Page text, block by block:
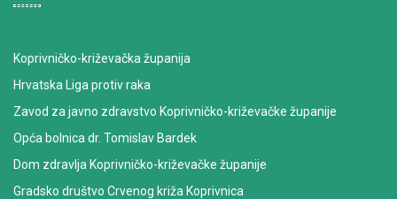
Koprivničko-križevačka županija
Hrvatska Liga protiv raka
Zavod za javno zdravstvo Koprivničko-križevačke županije
Opća bolnica dr. Tomislav Bardek
Dom zdravlja Koprivničko-križevačke županije
Gradsko društvo Crvenog križa Koprivnica